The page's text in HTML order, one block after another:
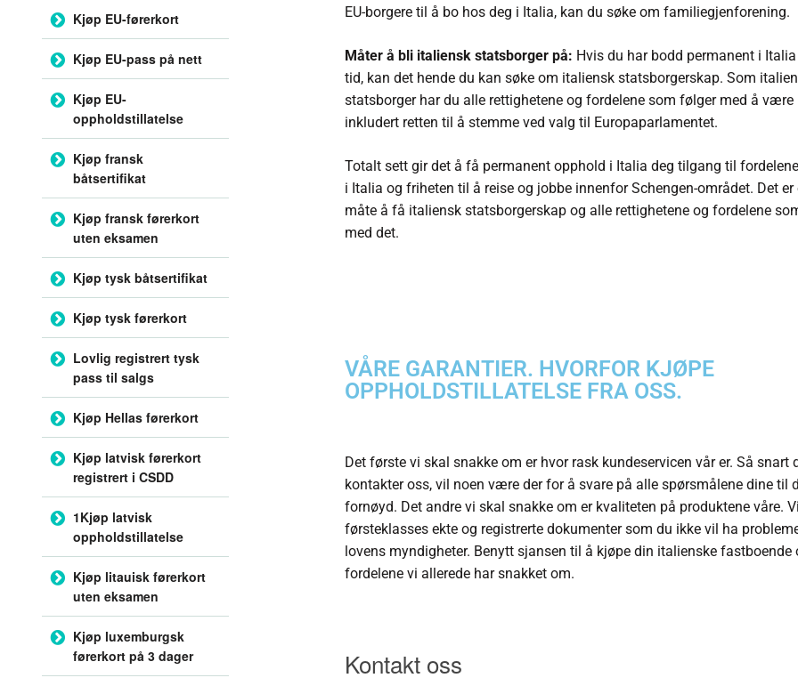
EU-borgere til å bo hos deg i Italia, kan du søke om familiegjenforening.
Måter å bli italiensk statsborger på: Hvis du har bodd permanent i
tid, kan det hende du kan søke om italiensk statsborgerskap. Som
statsborger har du alle rettighetene og fordelene som følger med å være
inkludert retten til å stemme ved valg til Europaparlamentet.
Totalt sett gir det å få permanent opphold i Italia deg tilgang til
i Italia og friheten til å reise og jobbe innenfor Schengen-området. Det er
måte å få italiensk statsborgerskap og alle rettighetene og fordelene
med det.
VÅRE GARANTIER. HVORFOR KJØPE
OPPHOLDSTILLATELSE FRA OSS.
Det første vi skal snakke om er hvor rask kundeservicen vår er. Så snart
kontakter oss, vil noen være der for å svare på alle spørsmålene dine til
fornøyd. Det andre vi skal snakke om er kvaliteten på produktene våre.
førsteklasses ekte og registrerte dokumenter som du ikke vil ha
lovens myndigheter. Benytt sjansen til å kjøpe din italienske fastboende
fordelene vi allerede har snakket om.
Kontakt oss
Kjøp EU-førerkort
Kjøp EU-pass på nett
Kjøp EU-
oppholdstillatelse
Kjøp fransk
båtsertifikat
Kjøp fransk førerkort
uten eksamen
Kjøp tysk båtsertifikat
Kjøp tysk førerkort
Lovlig registrert tysk
pass til salgs
Kjøp Hellas førerkort
Kjøp latvisk førerkort
registrert i CSDD
1Kjøp latvisk
oppholdstillatelse
Kjøp litauisk førerkort
uten eksamen
Kjøp luxemburgsk
førerkort på 3 dager